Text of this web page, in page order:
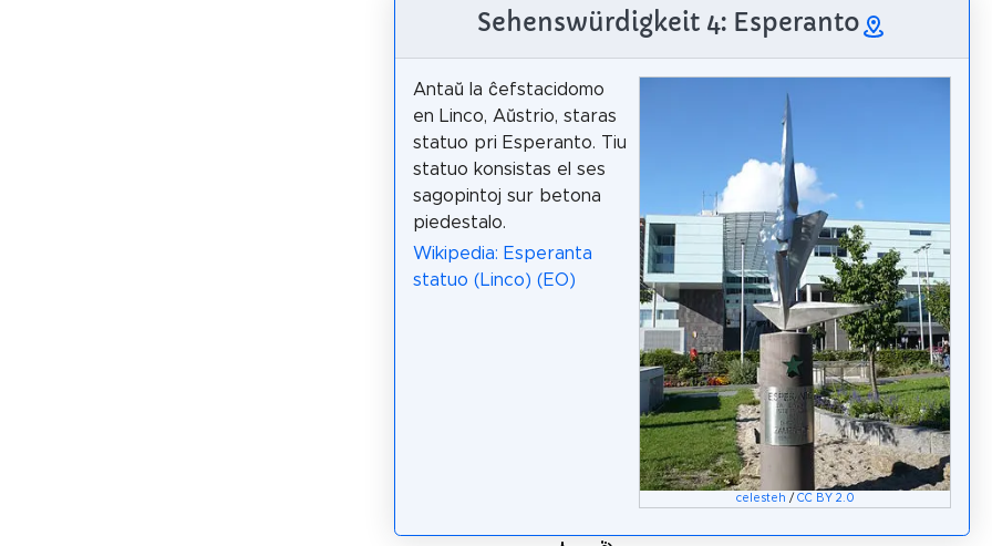
Sehenswürdigkeit 4: Esperanto
celesteh / CC BY 2.0
Antaŭ la ĉefstacidomo
en Linco, Aŭstrio, staras
statuo pri Esperanto. Tiu
statuo konsistas el ses
sagopintoj sur betona
piedestalo.
Wikipedia: Esperanta
statuo (Linco) (EO)